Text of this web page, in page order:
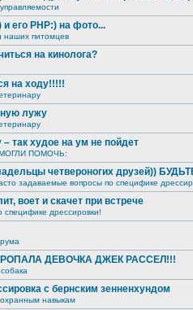
и его РНР:) на фото...
наших питомцев
на кинолога?
на ходу!!!!!
лужу
так худое на ум не пойдет
ПОМОЧЬ:
четвероногих друзей))
задаваемые вопросы по специфике
воет и скачет при встрече
специфике дрессировки!
ДЕВОЧКА ДЖЕК РАССЕЛ!!!
с бернским зенненхундом
навыкам